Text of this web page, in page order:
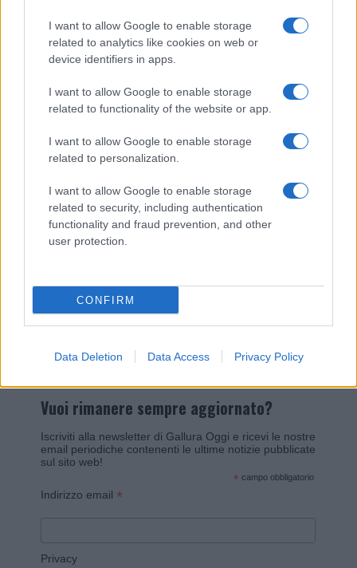
I want to allow Google to enable storage
related to analytics like cookies on web or
device identifiers in apps.
I want to allow Google to enable storage
related to functionality of the website or app.
I want to allow Google to enable storage
related to personalization.
I want to allow Google to enable storage
related to security, including authentication
functionality and fraud prevention, and other
user protection.
CONFIRM
Data Deletion Data Access Privacy Policy
I nostri cari
I nostri cari
Giovannimaria Cabras
Invia un Comunicato Stampa
Vuoi rimanere sempre aggiornato?
Iscriviti alla newsletter di Gallura Oggi e ricevi le nostre
email periodiche contenenti le ultime notizie pubblicate
sul sito web!
* campo obbligatorio
Indirizzo email *
Privacy